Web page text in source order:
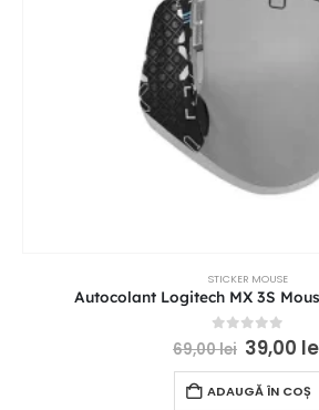
STICKER MOUSE
Autocolant Logitech MX 3S
out of 5
69,00lei 39,00
ADAUGĂ ÎN COȘ